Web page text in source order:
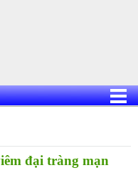
đại tràng mạn